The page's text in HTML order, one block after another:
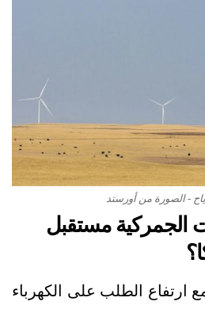
- الصورة من أورستد
الجمركية مستقبل
ارتفاع الطلب على الكهرباء